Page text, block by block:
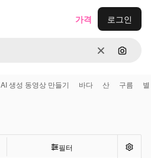
지우기이미지
가격 로그인
AI 생성 동영상 만들기 바다 산 구름 별
필터